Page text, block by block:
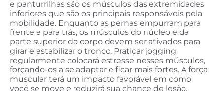
e panturrilhas são os músculos das extremidades
inferiores que são os principais responsáveis pela
mobilidade. Enquanto as pernas empurram para
frente e para trás, os músculos do núcleo e da
parte superior do corpo devem ser ativados para
girar e estabilizar o tronco. Praticar jogging
regularmente colocará estresse nesses músculos,
forçando-os a se adaptar e ficar mais fortes. A força
muscular terá um impacto favorável em como
você se move e reduzirá sua chance de lesão.